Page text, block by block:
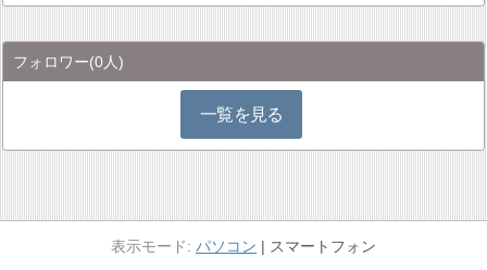
フォロワー(0人)
一覧を見る
パソコン スマートフォン